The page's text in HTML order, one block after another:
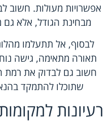
אפשרויות מעולות. חשוב
מבחינת הגודל, אלא גם
לבסוף, אל תתעלמו
תאורה מתאימה, גישה
חשוב גם לבדוק את רמת
שתוכלו להתמקד
רעיונות